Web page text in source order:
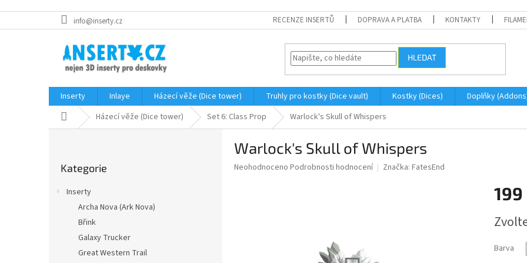
na
info@inserty.cz RECENZE INSERTŮ DOPRAVA A PLATBA KONTAKTY
HLEDAT
Inserty Inlaye Házecí věže (Dice tower) Truhly pro kostky (Dice vault) Kostky (Dices) Doplňky
Domů Házecí věže (Dice tower) Set 6: Class Prop Warlock's Skull of Whispers
kategorie
Kategorie
Inserty
Archa Nova (Ark Nova)
Břink
Galaxy Trucker
Great Western Trail
Warlock's Skull of Whispers
Průměrné
Neohodnoceno Podrobnosti hodnocení Značka: FatesEnd
199
cena:
Barva